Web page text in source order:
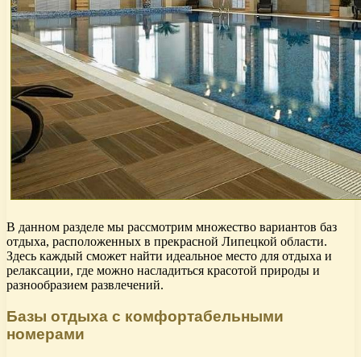
В данном разделе мы рассмотрим множество вариантов баз
отдыха, расположенных в прекрасной Липецкой области.
Здесь каждый сможет найти идеальное место для отдыха и
релаксации, где можно насладиться красотой природы и
разнообразием развлечений.
Базы отдыха с комфортабельными
номерами